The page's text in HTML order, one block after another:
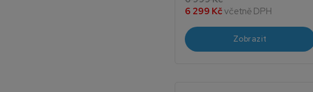
6 299 Kčvčetně DPH
Zobrazit